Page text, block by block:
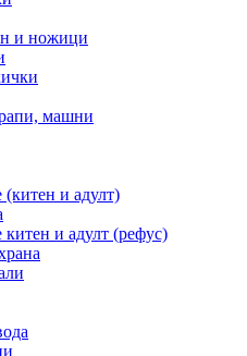
и ножици
машни
(китен и адулт)
китен и адулт (рефус)